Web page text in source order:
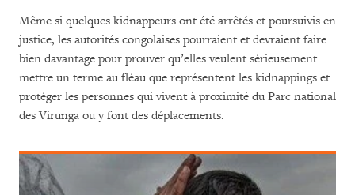
Même si quelques kidnappeurs ont été arrêtés et poursuivis en
justice, les autorités congolaises pourraient et devraient faire
bien davantage pour prouver qu’elles veulent sérieusement
mettre un terme au fléau que représentent les kidnappings et
protéger les personnes qui vivent à proximité du Parc national
des Virunga ou y font des déplacements.